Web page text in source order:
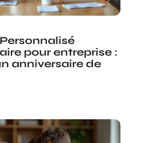
pour entreprise :
anniversaire de